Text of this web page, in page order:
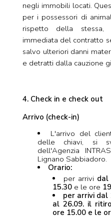
negli immobili locati.
per i possessori di
rispetto della stessa,
immediata del contratto
salvo ulteriori danni
e detratti dalla cauzione
4. Check in e check out
Arrivo (check-in)
L'arrivo del
delle chiavi, si
dell'Agenzia
Lignano Sabbiadoro.
Orario:
per arrivi dal
15.30 e le ore
per arrivi dal
al 26.09. il
ore 15.00 e le